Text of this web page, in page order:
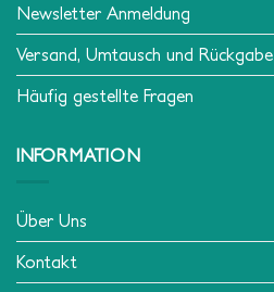
Newsletter Anmeldung
Versand, Umtausch und Rückgabe
Häufig gestellte Fragen
INFORMATION
Über Uns
Kontakt